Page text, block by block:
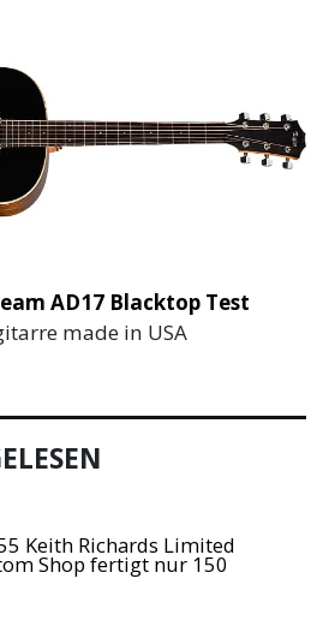
AD17 Blacktop Test
made in USA
Keith Richards Limited
Shop fertigt nur 150